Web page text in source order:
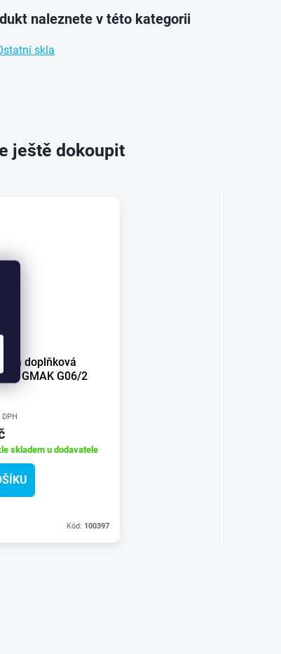
naleznete v této kategorii
skla
ještě dokoupit
doplňková
GMAK G06/2
skladem u dodavatele
Kód: 100397